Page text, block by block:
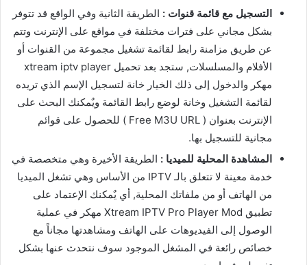
التسجيل مع قائمة قنوات : الطريقة الثانية وفي الواقع قد تتوفر
بشكل مجاني على فترات مختلفة في مواقع على الإنترنت وتتم
عن طريق مزامنة رابط لقائمة تشغيل مجموعة من القنوات أو
الأفلام والمسلسلات, ستجد بعد تحميل xtream iptv player
مهكر والدخول إلى ذلك الخيار خانة لتسجيل الإسم الذي تريده
لقائمة التشغيل وخانة لوضع رابط القائمة ويٌمكنك البحث على
الإنترنت بعنوان ( Free M3U URL ) للحصول على قوائم
مجانية للتسجيل بها.
المشاهدة المحلية للميديا : الطريقة الأخيرة وهي متخصصة في
خدمة معينة لا تتعلق بالـ IPTV من الأساس وهي تشغل الميديا
من الهاتف أو من ملفاتك المحلية, أي يٌمكنك الإعتماد على
تطبيق Xtream IPTV Pro Player Mod مهكر في عملية
الوصول إلى الفيديوهات على الهاتف ومشاهدتها مجاناً مع
خصائص رائعة في المشغل الموجود سوف نتحدث عنها بشكل